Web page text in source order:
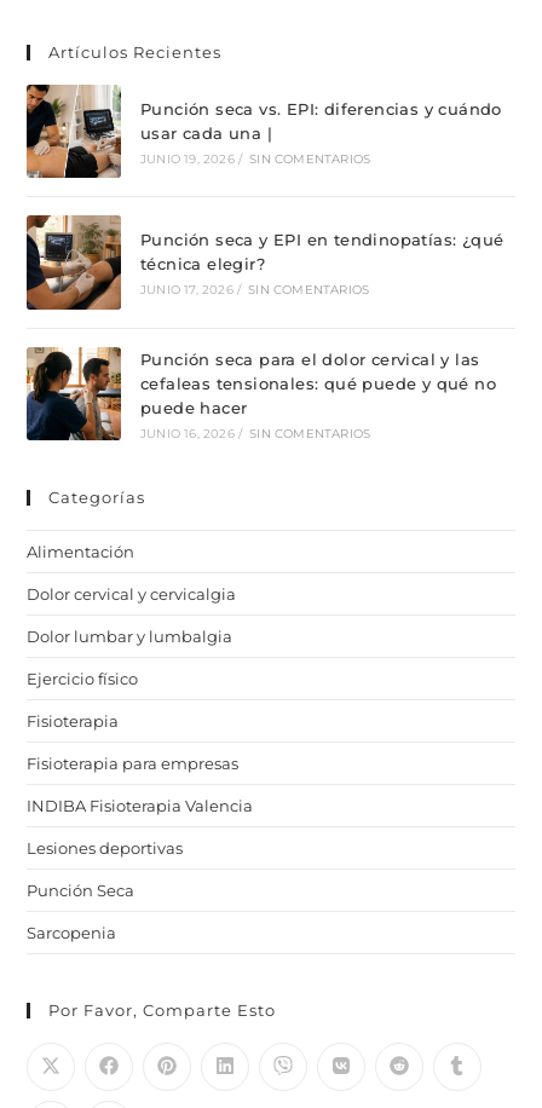
Artículos Recientes
Punción seca vs. EPI: diferencias y cuándo
usar cada una |
JUNIO 19, 2026 / SIN COMENTARIOS
Punción seca y EPI en tendinopatías: ¿qué
técnica elegir?
JUNIO 17, 2026 / SIN COMENTARIOS
Punción seca para el dolor cervical y las
cefaleas tensionales: qué puede y qué no
puede hacer
JUNIO 16, 2026 / SIN COMENTARIOS
Categorías
Alimentación
Dolor cervical y cervicalgia
Dolor lumbar y lumbalgia
Ejercicio físico
Fisioterapia
Fisioterapia para empresas
INDIBA Fisioterapia Valencia
Lesiones deportivas
Punción Seca
Sarcopenia
Por Favor, Comparte Esto